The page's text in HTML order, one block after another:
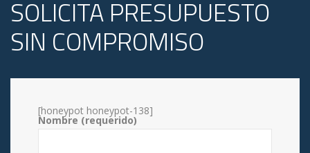
SOLICITA PRESUPUESTO
SIN COMPROMISO
[honeypot honeypot-138]
Nombre (requerido)